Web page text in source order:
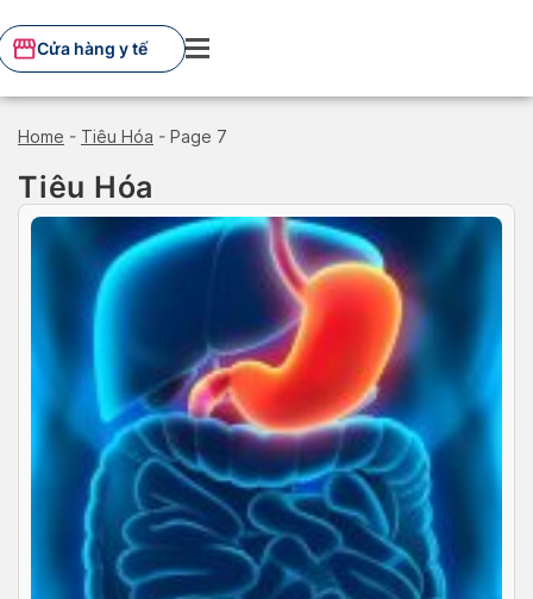
to
content
Cửa hàng y tế
Home - Tiêu Hóa - Page 7
Tiêu Hóa